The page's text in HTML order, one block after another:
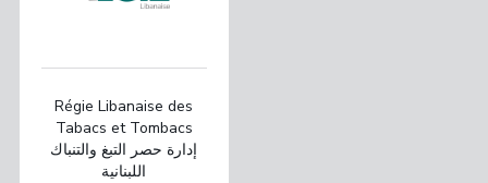
Régie Libanaise des
Tabacs et Tombacs
إدارة حصر التبغ والتنباك
اللبنانية